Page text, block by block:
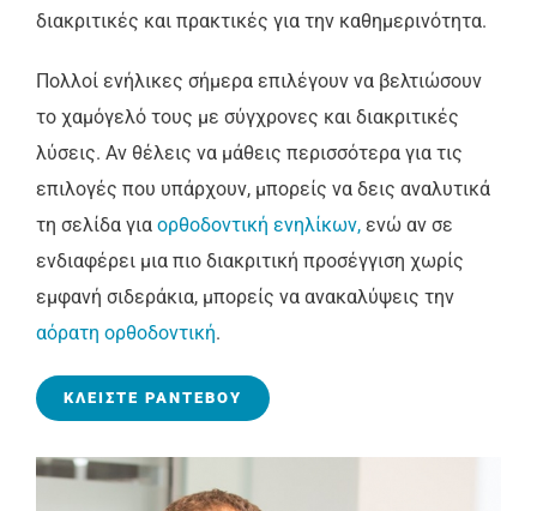
διακριτικές και πρακτικές για την καθημερινότητα.
Πολλοί ενήλικες σήμερα επιλέγουν να βελτιώσουν
το χαμόγελό τους με σύγχρονες και διακριτικές
λύσεις. Αν θέλεις να μάθεις περισσότερα για τις
επιλογές που υπάρχουν, μπορείς να δεις αναλυτικά
τη σελίδα για ορθοδοντική ενηλίκων, ενώ αν σε
ενδιαφέρει μια πιο διακριτική προσέγγιση χωρίς
εμφανή σιδεράκια, μπορείς να ανακαλύψεις την
αόρατη ορθοδοντική.
ΚΛΕΊΣΤΕ ΡΑΝΤΕΒΟΎ